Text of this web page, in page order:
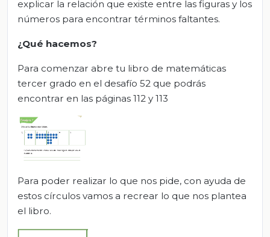
explicar la relación que existe entre las figuras y los
números para encontrar términos faltantes.
¿Qué hacemos?
Para comenzar abre tu libro de matemáticas
tercer grado en el desafío 52 que podrás
encontrar en las páginas 112 y 113
Para poder realizar lo que nos pide, con ayuda de
estos círculos vamos a recrear lo que nos plantea
el libro.